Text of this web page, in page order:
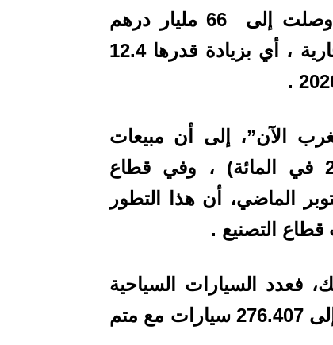
وصلت إلى
خلال الأشهر العشرة الأولى من السنة الجارية ، أي بزيادة قدرها 12.4
الآن”،
إلى أن مبيعات
(+ 21.6 في المائة) ، وفي قطاع
الماضي، أن هذا التطور
التصنيع .
فعدد السيارات السياحية
المصدرة ارتفع بنسبة 11.5 في المائة، أي إلى 276.407 سيارات مع متم